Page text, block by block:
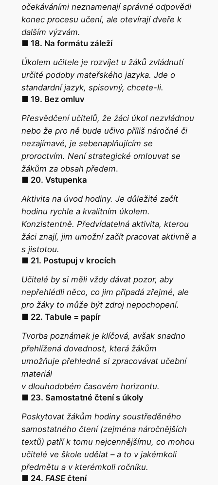
očekáváními neznamenají správné odpovědi
konec procesu učení, ale otevírají dveře k
dalším výzvám.
■ 18. Na formátu záleží
Úkolem učitele je rozvíjet u žáků zvládnutí
určité podoby mateřského jazyka. Jde o
standardní jazyk, spisovný, chcete-li.
■ 19. Bez omluv
Přesvědčení učitelů, že žáci úkol nezvládnou
nebo že pro ně bude učivo příliš náročné či
nezajímavé, je sebenaplňujícím se
proroctvím. Není strategické omlouvat se
žákům za obsah předem.
■ 20. Vstupenka
Aktivita na úvod hodiny. Je důležité začít
hodinu rychle a kvalitním úkolem.
Konzistentně. Předvídatelná aktivita, kterou
žáci znají, jim umožní začít pracovat aktivně a
s jistotou.
■ 21. Postupuj v krocích
Učitelé by si měli vždy dávat pozor, aby
nepřehlédli něco, co jim připadá zřejmé, ale
pro žáky to může být zdroj nepochopení.
■ 22. Tabule = papír
Tvorba poznámek je klíčová, avšak snadno
přehlížená dovednost, která žákům
umožňuje přehledně si zpracovávat učební
materiál
v dlouhodobém časovém horizontu.
■ 23. Samostatné čtení s úkoly
Poskytovat žákům hodiny soustředěného
samostatného čtení (zejména náročnějších
textů) patří k tomu nejcennějšímu, co mohou
učitelé ve škole udělat – a to v jakémkoli
předmětu a v kterémkoli ročníku.
■ 24. FASEčtení